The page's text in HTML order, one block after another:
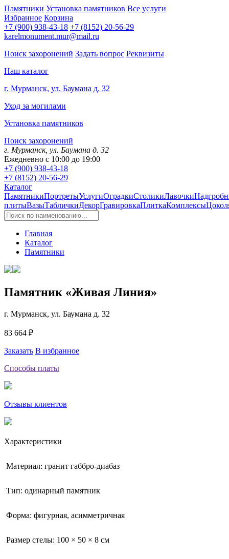
Памятники Установка памятников Все услуги
Избранное Корзина
+7 (900) 938-43-18 +7 (8152) 20-56-29
karelmonument.mur@mail.ru
Поиск захоронений Задать вопрос Реквизиты
Наш каталог
г. Мурманск, ул. Баумана д. 32
Уход за могилами
Установка памятников
Поиск захоронений
г. Мурманск, ул. Баумана д. 32
Ежедневно с 10:00 до 19:00
+7 (900) 938-43-18
+7 (8152) 20-56-29
Каталог
ПамятникиПортретыУслугиОградкиСтоликиЛавочки
плитыВазыТабличкиДекорГравировкаПлиткаКомплексы
Главная
Каталог
Памятники
Памятник «Живая Линия»
г. Мурманск, ул. Баумана д. 32
83 664 ₽
Заказать В избранное
Способы платы
Отзывы клиентов
Характеристики
Материал: гранит габбро-диабаз
Тип: одинарный памятник
Форма: фигурная, асимметричная
Размер стелы: 100 × 50 × 8 см